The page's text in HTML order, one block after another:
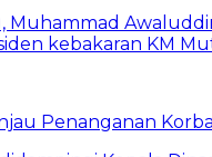
Penanganan